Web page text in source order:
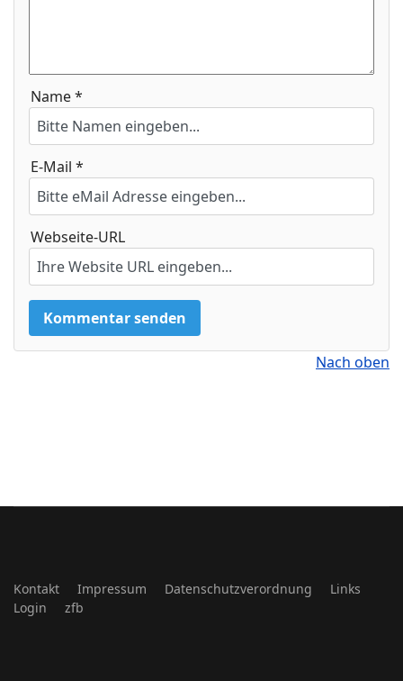
Name *
E-Mail *
Webseite-URL
Nach oben
Kontakt Impressum Datenschutzverordnung
Links
Login
zfb